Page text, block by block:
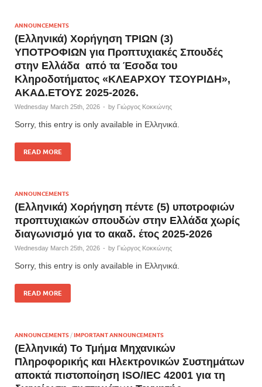
ANNOUNCEMENTS
(Ελληνικά) Χορήγηση ΤΡΙΩΝ (3)
ΥΠΟΤΡΟΦΙΩΝ για Προπτυχιακές Σπουδές
στην Ελλάδα από τα Έσοδα του
Κληροδοτήματος «ΚΛΕΑΡΧΟΥ ΤΣΟΥΡΙΔΗ»,
ΑΚΑΔ.ΕΤΟΥΣ 2025-2026.
Wednesday March 25th, 2026 - by Γιώργος Κοκκώνης
Sorry, this entry is only available in Ελληνικά.
READ MORE
ANNOUNCEMENTS
(Ελληνικά) Χορήγηση πέντε (5) υποτροφιών
προπτυχιακών σπουδών στην Ελλάδα χωρίς
διαγωνισμό για το ακαδ. έτος 2025-2026
Wednesday March 25th, 2026 - by Γιώργος Κοκκώνης
Sorry, this entry is only available in Ελληνικά.
READ MORE
ANNOUNCEMENTS/ IMPORTANT ANNOUNCEMENTS
(Ελληνικά) Το Τμήμα Μηχανικών
Πληροφορικής και Ηλεκτρονικών Συστημάτων
αποκτά πιστοποίηση ISO/IEC 42001 για τη